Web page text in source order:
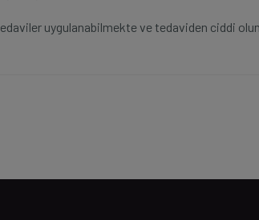
uygulanabilmekte ve tedaviden ciddi